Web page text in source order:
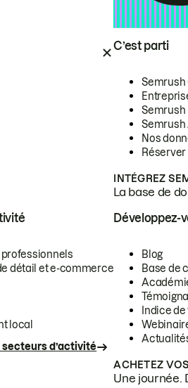
C’est parti
Semrush
Semrush
Semrush
Nos
INTÉGREZ
La base de
détail et e-commerce
local
d’activité
Développez-
Blog
Base de
Indice
ACHETEZ
Une journée.